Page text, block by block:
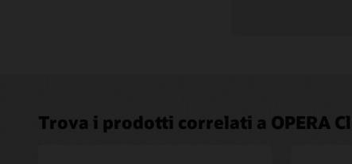
Trova i prodotti correlati a OPERA